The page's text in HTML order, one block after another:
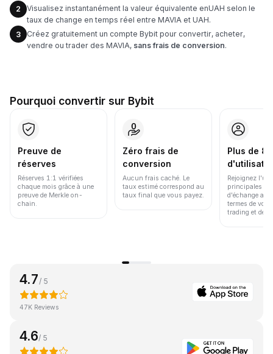
2
Visualisez instantanément la valeur équivalente enUAH selon le
taux de change en temps réel entre MAVIA et UAH.
3
Créez gratuitement un compte Bybit pour convertir, acheter,
vendre ou trader des MAVIA, sans frais de conversion.
Pourquoi convertir sur Bybit
Preuve de
réserves
Réserves 1:1 vérifiées
chaque mois grâce à une
preuve de Merkle on-
chain.
Zéro frais de
conversion
Aucun frais caché. Le
taux estimé correspond au
taux final que vous payez.
Plus de
Rejoignez
principales
d'échange au
termes de
trading et de
4.7 / 5
47K Reviews
4.6/ 5